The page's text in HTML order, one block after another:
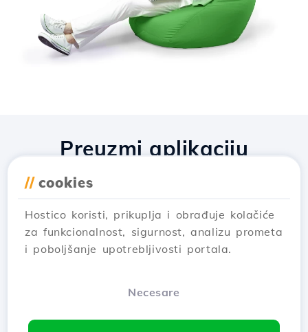
// cookies
Hostico koristi, prikuplja i obrađuje kolačiće
za funkcionalnost, sigurnost, analizu prometa
i poboljšanje upotrebljivosti portala.
Necesare
Preuzmi aplikaciju